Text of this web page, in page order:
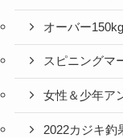
オーバー
スピニングマ
女性＆少年ア
2022カジキ釣